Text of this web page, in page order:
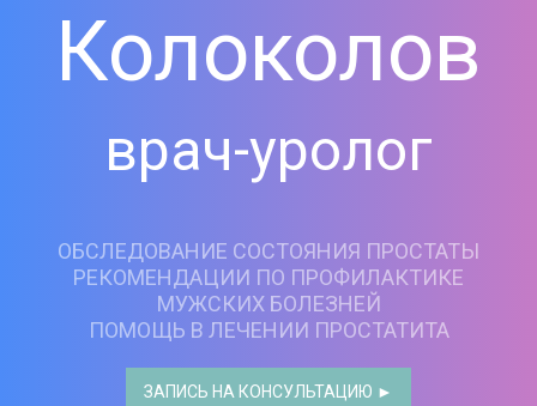
Колоколов
врач-уролог
ОБСЛЕДОВАНИЕ СОСТОЯНИЯ ПРОСТАТЫ
РЕКОМЕНДАЦИИ ПО ПРОФИЛАКТИКЕ
МУЖСКИХ БОЛЕЗНЕЙ
ПОМОЩЬ В ЛЕЧЕНИИ ПРОСТАТИТА
ЗАПИСЬ НА КОНСУЛЬТАЦИЮ ►